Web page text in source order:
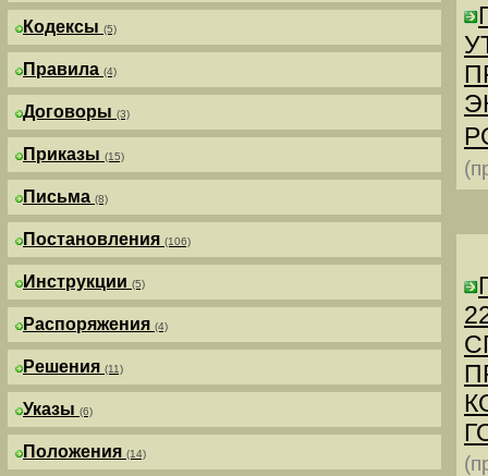
Кодексы (5)
Правила (4)
Договоры (3)
Приказы (15)
Письма (8)
Постановления (106)
Инструкции (5)
Распоряжения (4)
Решения (11)
Указы (6)
Положения (14)